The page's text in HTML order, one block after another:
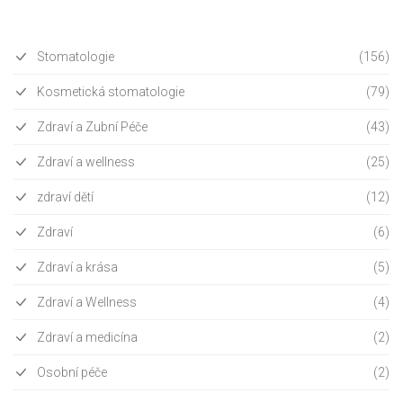
Stomatologie (156)
Kosmetická stomatologie (79)
Zdraví a Zubní Péče (43)
Zdraví a wellness (25)
zdraví dětí (12)
Zdraví (6)
Zdraví a krása (5)
Zdraví a Wellness (4)
Zdraví a medicína (2)
Osobní péče (2)